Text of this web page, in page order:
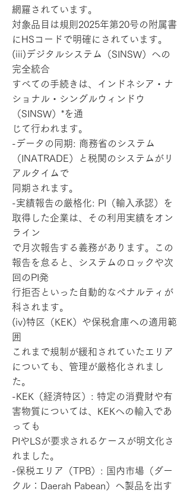
網羅されています。
対象品目は規則2025年第20号の附属書
にHSコードで明確にされています。
(iii)デジタルシステム（SINSW）への
完全統合
すべての手続きは、インドネシア・ナ
ショナル・シングルウィンドウ
（SINSW）*を通
じて行われます。
-データの同期: 商務省のシステム
（INATRADE）と税関のシステムがリ
アルタイムで
同期されます。
-実績報告の厳格化: PI（輸入承認）を
取得した企業は、その利用実績をオン
ライン
で月次報告する義務があります。この
報告を怠ると、システムのロックや次
回のPI発
行拒否といった自動的なペナルティが
科されます。
(iv)特区（KEK）や保税倉庫への適用範
囲
これまで規制が緩和されていたエリア
についても、管理が厳格化されまし
た。
-KEK（経済特区）: 特定の消費財や有
害物質については、KEKへの輸入であ
っても
PIやLSが要求されるケースが明文化さ
れました。
-保税エリア（TPB）: 国内市場（ダー
クル：Daerah Pabean）へ製品を出す